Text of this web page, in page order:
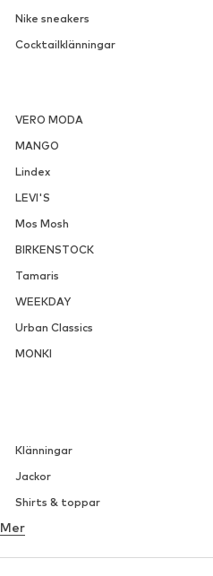
Nike sneakers
Cocktailklänningar
VERO MODA
MANGO
Lindex
LEVI'S
Mos Mosh
BIRKENSTOCK
Tamaris
WEEKDAY
Urban Classics
MONKI
Klänningar
Jackor
Shirts & toppar
Underkläder
Mer